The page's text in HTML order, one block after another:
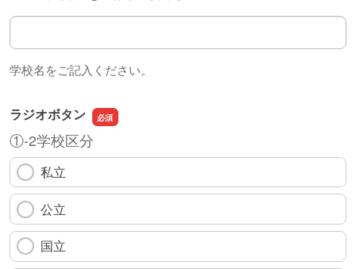
学校名
学校名をご記入ください。
ラジオボタン
①-2学校区分
私立
公立
国立